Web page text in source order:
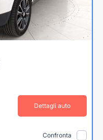
Dettagli auto
Confronta